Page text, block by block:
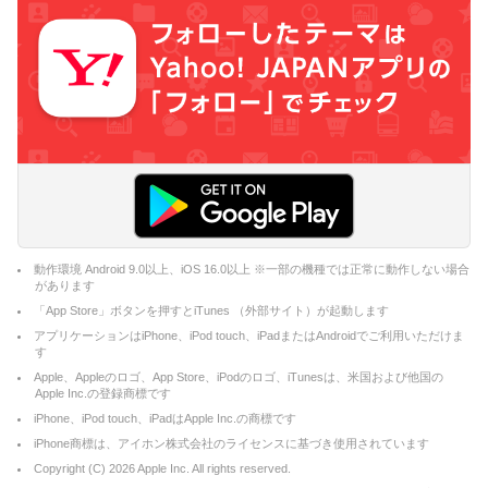
動作環境 Android 9.0以上、iOS 16.0以上 ※一部の機種では正常に動作しない場合
があります
「App Store」ボタンを押すとiTunes （外部サイト）が起動します
アプリケーションはiPhone、iPod touch、iPadまたはAndroidでご利用いただけま
す
Apple、Appleのロゴ、App Store、iPodのロゴ、iTunesは、米国および他国の
Apple Inc.の登録商標です
iPhone、iPod touch、iPadはApple Inc.の商標です
iPhone商標は、アイホン株式会社のライセンスに基づき使用されています
Copyright (C) 2026Apple Inc. All rights reserved.